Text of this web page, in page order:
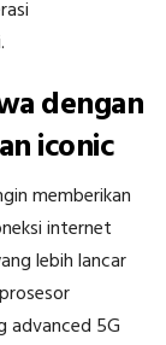
dengan
iconic
memberikan
internet
lebih lancar
advanced 5G